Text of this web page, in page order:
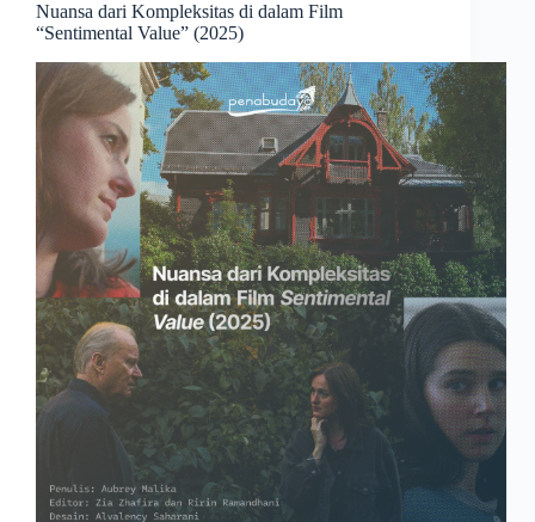
Nuansa dari Kompleksitas di dalam Film
“Sentimental Value” (2025)